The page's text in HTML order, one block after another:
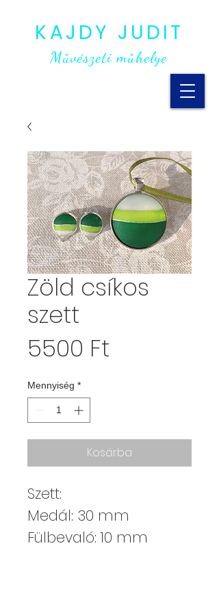
KAJDY JUDIT
Művészeti műhelye
Zöld csíkos
szett
5500 Ft
Mennyiség *
Kosárba
Szett:
Medál: 30 mm
Fülbevaló: 10 mm